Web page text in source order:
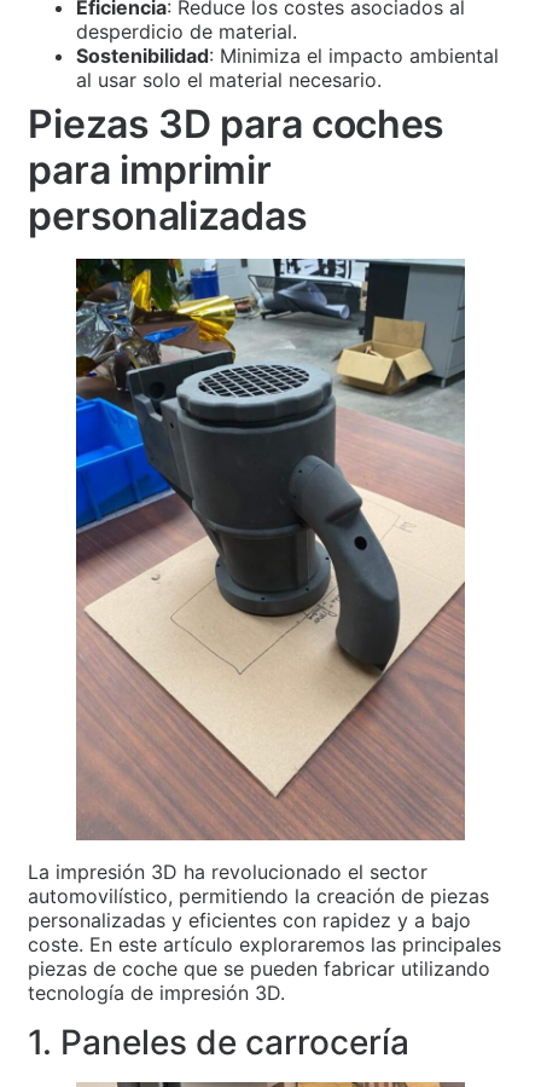
Eficiencia: Reduce los costes asociados al
desperdicio de material.
Sostenibilidad: Minimiza el impacto ambiental
al usar solo el material necesario.
​​Piezas 3D para coches
para imprimir
personalizadas
La impresión 3D ha revolucionado el sector
automovilístico, permitiendo la creación de piezas
personalizadas y eficientes con rapidez y a bajo
coste. En este artículo exploraremos las principales
piezas de coche que se pueden fabricar utilizando
tecnología de impresión 3D.
1. Paneles de carrocería